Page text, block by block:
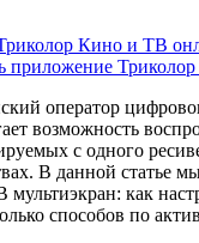
Кино и ТВ
приложение
оператор
возможность
с одного
В данной статье
как
способов по